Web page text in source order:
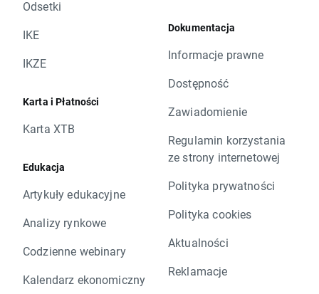
Odsetki
IKE
IKZE
Karta i Płatności
Karta XTB
Edukacja
Artykuły edukacyjne
Analizy rynkowe
Codzienne webinary
Kalendarz ekonomiczny
Dokumentacja
Informacje prawne
Dostępność
Zawiadomienie
Regulamin korzystania
ze strony internetowej
Polityka prywatności
Polityka cookies
Aktualności
Reklamacje